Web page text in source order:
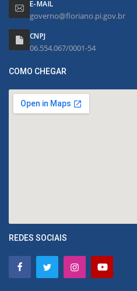
E-MAIL
governo@floriano.pi.gov.br
CNPJ
06.554.067/0001-54
COMO CHEGAR
REDES SOCIAIS